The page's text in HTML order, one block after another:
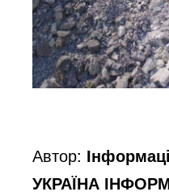
Автор:
УКРАЇНА